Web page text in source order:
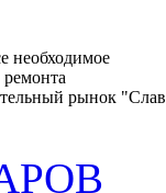
необходимое
ремонта
рынок